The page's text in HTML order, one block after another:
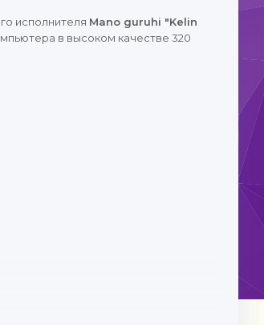
исполнителя Mano guruhi "Kelin
в высоком качестве 320